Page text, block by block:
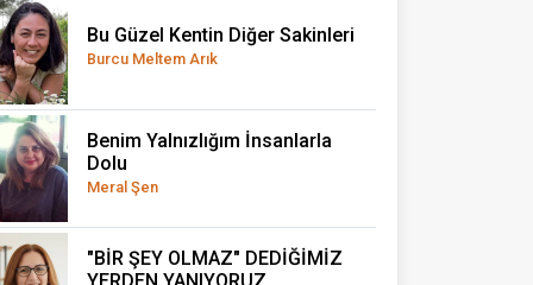
Bu Güzel Kentin Diğer Sakinleri
Burcu Meltem Arık
Benim Yalnızlığım İnsanlarla
Dolu
Meral Şen
"BİR ŞEY OLMAZ" DEDİĞİMİZ